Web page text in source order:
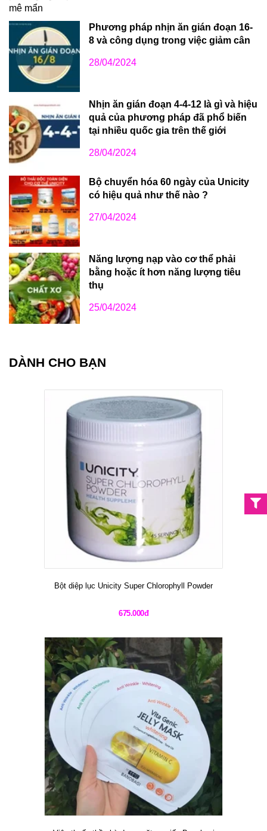
Phương pháp nhịn ăn gián đoạn 16-
8 và công dụng trong việc giảm cân
28/04/2024
Nhịn ăn gián đoạn 4-4-12 là gì và hiệu
quả của phương pháp đã phổ biến
tại nhiều quốc gia trên thế giới
28/04/2024
Bộ chuyển hóa 60 ngày của Unicity
có hiệu quả như thế nào ?
27/04/2024
Năng lượng nạp vào cơ thể phải
bằng hoặc ít hơn năng lượng tiêu
thụ
25/04/2024
DÀNH CHO BẠN
Bột diệp lục Unicity Super Chlorophyll Powder
675.000đ